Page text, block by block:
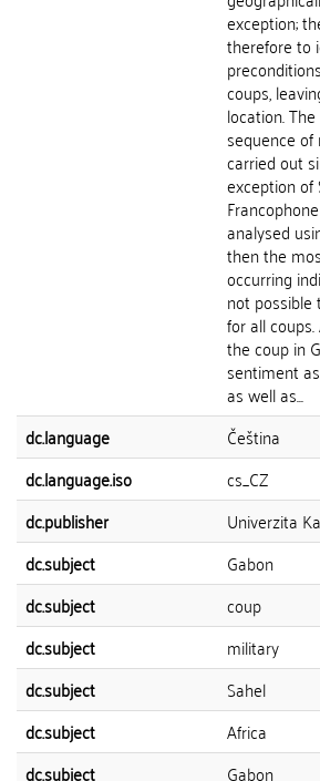
exception;
therefore to
coups,
location.
sequence
carried out
exception of
analysed
then the
occurring
not
for all
the coup in
sentiment
as well as...
dc.language
Čeština
dc.language.iso
cs_CZ
dc.publisher
Univerzita
dc.subject
Gabon
dc.subject
coup
dc.subject
military
dc.subject
Sahel
dc.subject
Africa
dc.subject
Gabon